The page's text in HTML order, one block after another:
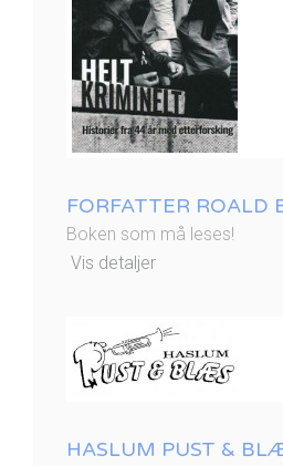
FORFATTER ROALD
Boken som må leses!
Vis detaljer
HASLUM PUST &